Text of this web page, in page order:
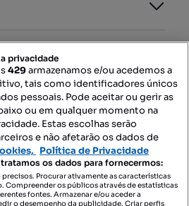
SIGA-NOS:
privacidade
429armazenamos e/ou acedemos a
tais como identificadores únicos
pessoais. Pode aceitar ou gerir as
ou em qualquer momento na
Estas escolhas serão
e não afetarão os dados de
Política de Privacidade
os dados para fornecermos:
Procurar ativamente as características
os públicos através de estatísticas
fontes. Armazenar e/ou aceder a
o desempenho da publicidade. Criar perfis